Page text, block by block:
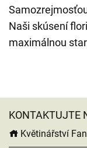
Naši skúsení
maximálnou
KONTAKTUJTE
Květinářství